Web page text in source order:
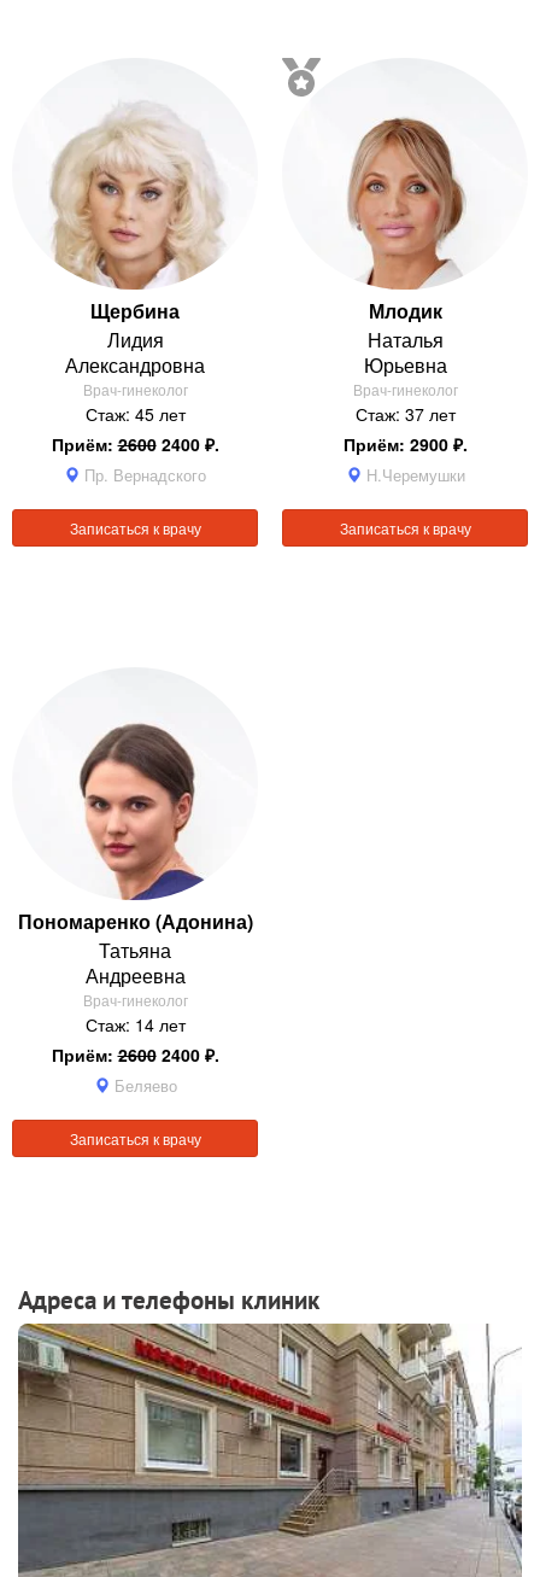
Щербина
Лидия
Александровна
Врач-гинеколог
Стаж: 45 лет
Приём:26002400 ₽.
Пр. Вернадского
Записаться к врачу
Млодик
Наталья
Юрьевна
Врач-гинеколог
Стаж: 37 лет
Приём: 2900 ₽.
Н.Черемушки
Записаться к врачу
Пономаренко (Адонина)
Татьяна
Андреевна
Врач-гинеколог
Стаж: 14 лет
Приём:26002400 ₽.
Беляево
Записаться к врачу
Адреса и телефоны клиник